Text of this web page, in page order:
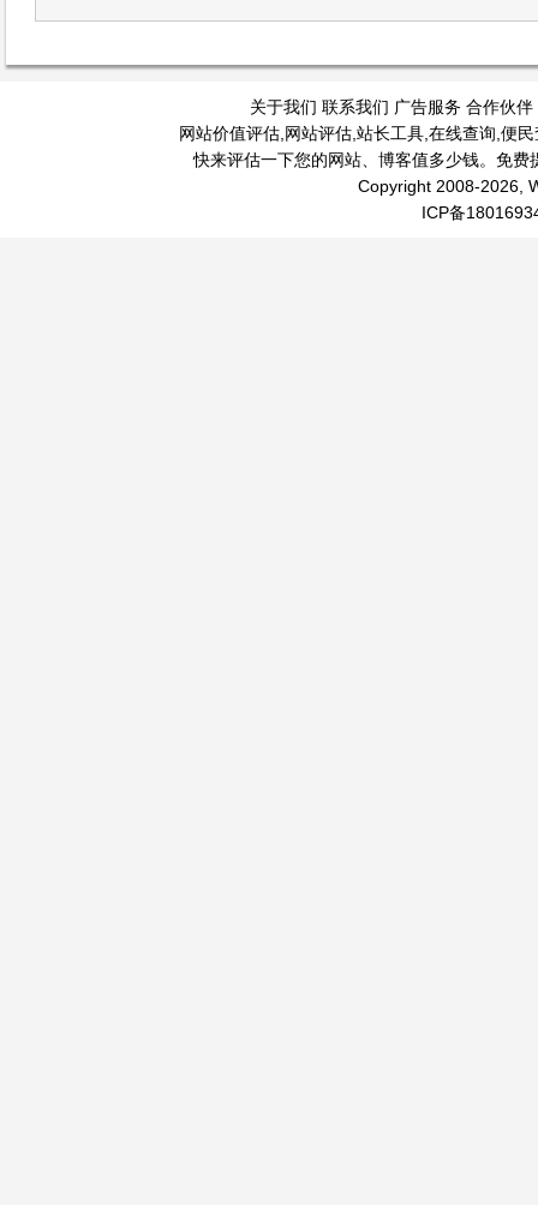
关于我们 联系我们 广告服务 合作伙伴
网站价值评估, 网站评估, 站长工具, 在线查询 便民
快来评估一下您的网站、博客值多少钱。免
Copyright 2008-2026,
ICP备